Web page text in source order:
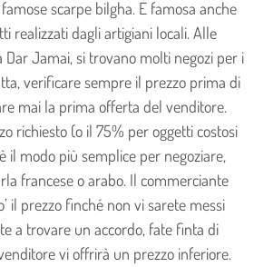
scarpe bilgha. È famosa anche
realizzati dagli artigiani locali. Alle
Dar Jamai, si trovano molti negozi per i
verificare sempre il prezzo prima di
mai la prima offerta del venditore.
richiesto (o il 75% per oggetti costosi
il modo più semplice per negoziare,
francese o arabo. Il commerciante
il prezzo finché non vi sarete messi
a trovare un accordo, fate finta di
vi offrirà un prezzo inferiore.